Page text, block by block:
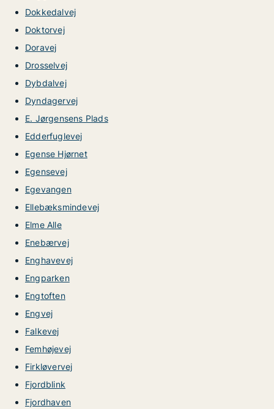
Dokkedalvej
Doktorvej
Doravej
Drosselvej
Dybdalvej
Dyndagervej
E. Jørgensens Plads
Edderfuglevej
Egense Hjørnet
Egensevej
Egevangen
Ellebæksmindevej
Elme Alle
Enebærvej
Enghavevej
Engparken
Engtoften
Engvej
Falkevej
Femhøjevej
Firkløvervej
Fjordblink
Fjordhaven